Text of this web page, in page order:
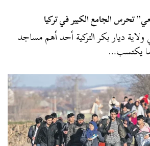
تحرس الجامع الكبير في تركيا
ديار بكر التركية أحد أهم مساجد
يكتسب…